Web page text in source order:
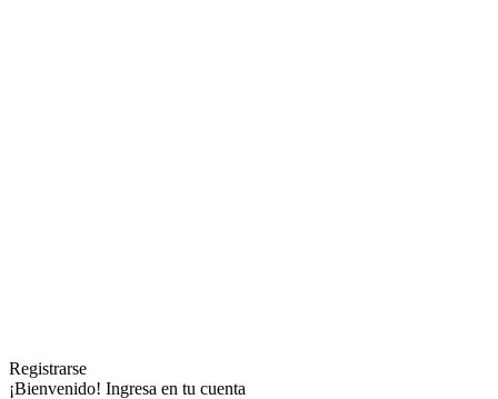
Registrarse
¡Bienvenido! Ingresa en tu cuenta